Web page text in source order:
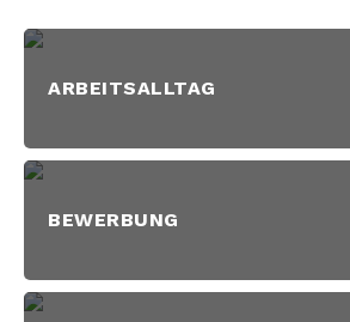
ARBEITSALLTAG
BEWERBUNG